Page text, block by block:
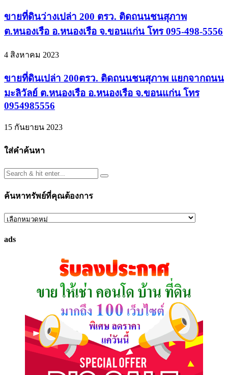
ขายที่ดินว่างเปล่า 200 ตรว. ติดถนนชนสุภาพ
ต.หนองเรือ อ.หนองเรือ จ.ขอนแก่น โทร 095-498-5556
4 สิงหาคม 2023
ขายที่ดินเปล่า 200ตรว. ติดถนนชนสุภาพ แยกจากถนน
มะลิวัลย์ ต.หนองเรือ อ.หนองเรือ จ.ขอนแก่น โทร
0954985556
15 กันยายน 2023
ใส่คำค้นหา
ค้นหาทรัพย์ที่คุณต้องการ
ค้นหา
ที่
ads